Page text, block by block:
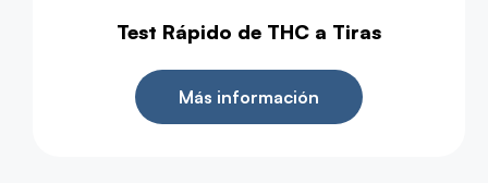
Test Rápido de THC a Tiras
Más información